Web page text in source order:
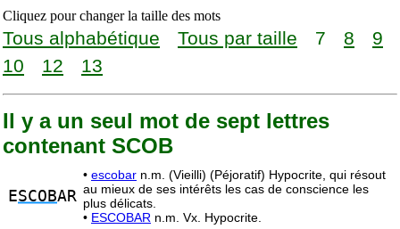
Cliquez pour changer la taille des mots
Tous alphabétique Tous par taille 7 8
9
10
12 13
Il y a un seul mot de sept lettres
contenant SCOB
ESCOBAR
• escobar n.m. (Vieilli) (Péjoratif) Hypocrite, qui résout
au mieux de ses intérêts les cas de conscience les
plus délicats.
• ESCOBAR n.m. Vx. Hypocrite.